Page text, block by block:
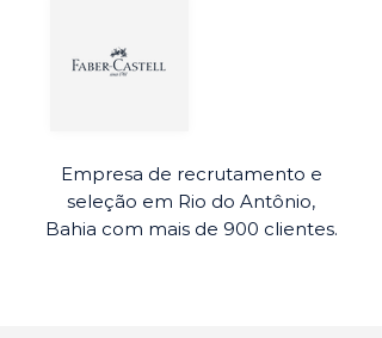
Empresa de recrutamento e
seleção em Rio do Antônio,
Bahia com mais de 900 clientes.